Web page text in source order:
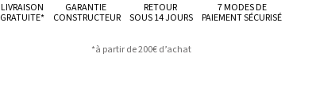
LIVRAISON
GRATUITE*
GARANTIE
CONSTRUCTEUR
RETOUR
SOUS 14 JOURS
7 MODES DE
PAIEMENT SÉCURISÉ
*à partir de 200€ d’achat